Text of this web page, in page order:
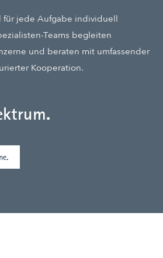
für jede Aufgabe individuell
Teams begleiten
und beraten mit umfassender
Kooperation.